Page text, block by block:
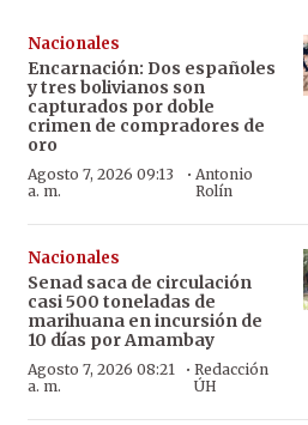
Nacionales
Encarnación: Dos españoles
y tres bolivianos son
capturados por doble
crimen de compradores de
oro
Agosto 7, 2026 09:13
a. m.
·Antonio
Rolín
Nacionales
Senad saca de circulación
casi 500 toneladas de
marihuana en incursión de
10 días por Amambay
Agosto 7, 2026 08:21
a. m.
·Redacción
ÚH